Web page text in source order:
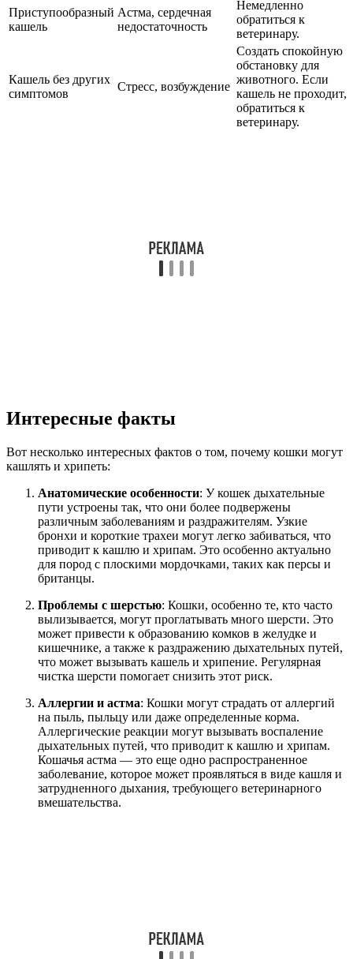
Приступообразный
кашель
Астма, сердечная
недостаточность
Немедленно
обратиться к
ветеринару.
Кашель без других
симптомов
Стресс, возбуждение
Создать спокойную
обстановку для
животного. Если
кашель не проходит,
обратиться к
ветеринару.
Интересные факты
Вот несколько интересных фактов о том, почему кошки могут
кашлять и хрипеть:
Анатомические особенности: У кошек дыхательные
пути устроены так, что они более подвержены
различным заболеваниям и раздражителям. Узкие
бронхи и короткие трахеи могут легко забиваться, что
приводит к кашлю и хрипам. Это особенно актуально
для пород с плоскими мордочками, таких как персы и
британцы.
Проблемы с шерстью: Кошки, особенно те, кто часто
вылизывается, могут проглатывать много шерсти. Это
может привести к образованию комков в желудке и
кишечнике, а также к раздражению дыхательных путей,
что может вызывать кашель и хрипение. Регулярная
чистка шерсти помогает снизить этот риск.
Аллергии и астма: Кошки могут страдать от аллергий
на пыль, пыльцу или даже определенные корма.
Аллергические реакции могут вызывать воспаление
дыхательных путей, что приводит к кашлю и хрипам.
Кошачья астма — это еще одно распространенное
заболевание, которое может проявляться в виде кашля и
затрудненного дыхания, требующего ветеринарного
вмешательства.